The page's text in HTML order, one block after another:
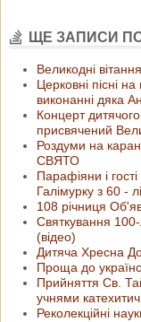
ЩЕ ЗАПИСИ ПО
Великодні
Церковні пісні
виконанні дяка
Концерт
присвячений
Роздуми на
СВЯТО
Парафіяни і
Галімурку з 60 -
108 річниця
Святкування 100-
(відео)
Дитяча Хресна
Проща до
Прийняття Св.
учнями
Реколекційні